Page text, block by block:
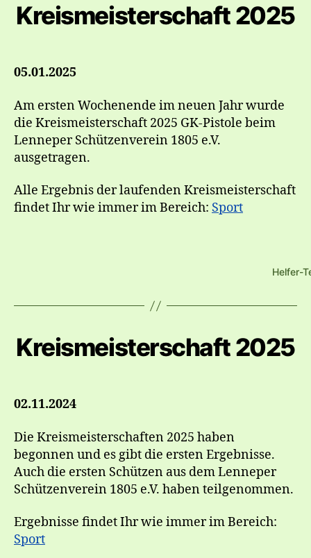
Kreismeisterschaft 2025
05.01.2025
Am ersten Wochenende im neuen Jahr wurde
die Kreismeisterschaft 2025 GK-Pistole beim
Lenneper Schützenverein 1805 e.V.
ausgetragen.
Alle Ergebnis der laufenden Kreismeisterschaft
findet Ihr wie immer im Bereich: Sport
Helfer-
Kreismeisterschaft 2025
02.11.2024
Die Kreismeisterschaften 2025 haben
begonnen und es gibt die ersten Ergebnisse.
Auch die ersten Schützen aus dem Lenneper
Schützenverein 1805 e.V. haben teilgenommen.
Ergebnisse findet Ihr wie immer im Bereich:
Sport